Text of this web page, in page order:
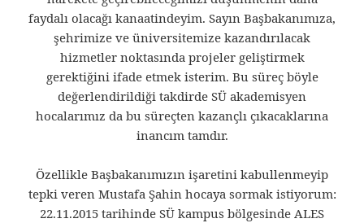
faydalı olacağı kanaatindeyim. Sayın Başbakanımıza,
şehrimize ve üniversitemize kazandırılacak
hizmetler noktasında projeler geliştirmek
gerektiğini ifade etmek isterim. Bu süreç böyle
değerlendirildiği takdirde SÜ akademisyen
hocalarımız da bu süreçten kazançlı çıkacaklarına
inancım tamdır.
Özellikle Başbakanımızın işaretini kabullenmeyip
tepki veren Mustafa Şahin hocaya sormak istiyorum:
22.11.2015 tarihinde SÜ kampus bölgesinde ALES